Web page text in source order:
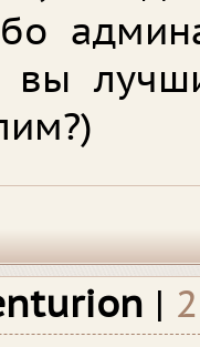
вы
|